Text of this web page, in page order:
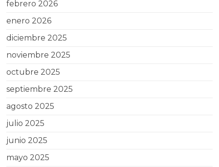
febrero 2026
enero 2026
diciembre 2025
noviembre 2025
octubre 2025
septiembre 2025
agosto 2025
julio 2025
junio 2025
mayo 2025